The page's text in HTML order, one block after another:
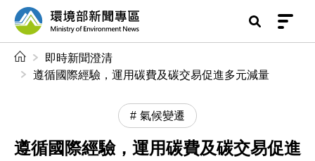
前往中央內容區塊
環境部新聞專區
即時新聞澄清
遵循國際經驗，運用碳費及碳交易促進多元減量
氣候變遷
遵循國際經驗，運用碳費及碳交易促進